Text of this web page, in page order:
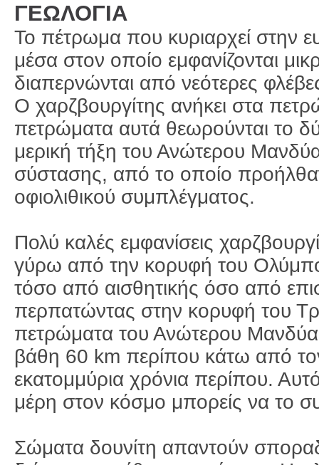
ΓΕΩΛΟΓΙΑ
Το πέτρωμα που κυριαρχεί στην
μέσα στον οποίο εμφανίζονται
διαπερνώνται από νεότερες
Ο χαρζβουργίτης ανήκει στα
πετρώματα αυτά θεωρούνται το
μερική τήξη του Ανώτερου
σύστασης, από το οποίο
οφιολιθικού συμπλέγματος.
Πολύ καλές εμφανίσεις
γύρω από την κορυφή του
τόσο από αισθητικής όσο από
περπατώντας στην κορυφή του
πετρώματα του Ανώτερου Μανδύα,
βάθη 60 km περίπου κάτω από
εκατομμύρια χρόνια περίπου.
μέρη στον κόσμο μπορείς να το
Σώματα δουνίτη απαντούν